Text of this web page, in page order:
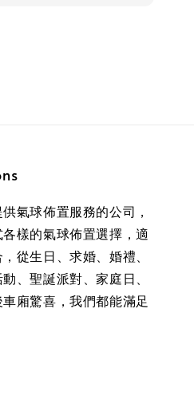
氣球佈置服務的公司，
樣的氣球佈置選擇，適
從生日、求婚、婚禮、
、聖誕派對、家庭日、
廂驚喜，我們都能滿足